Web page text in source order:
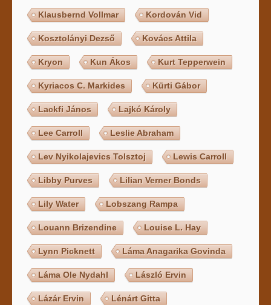
Klausbernd Vollmar Kordován Vid
Kosztolányi Dezső Kovács Attila
Kryon Kun Ákos Kurt Tepperwein
Kyriacos C. Markides Kürti Gábor
Lackfi János Lajkó Károly
Lee Carroll Leslie Abraham
Lev Nyikolajevics Tolsztoj Lewis Carroll
Libby Purves Lilian Verner Bonds
Lily Water Lobszang Rampa
Louann Brizendine Louise L. Hay
Lynn Picknett Láma Anagarika Govinda
Láma Ole Nydahl László Ervin
Lázár Ervin Lénárt Gitta